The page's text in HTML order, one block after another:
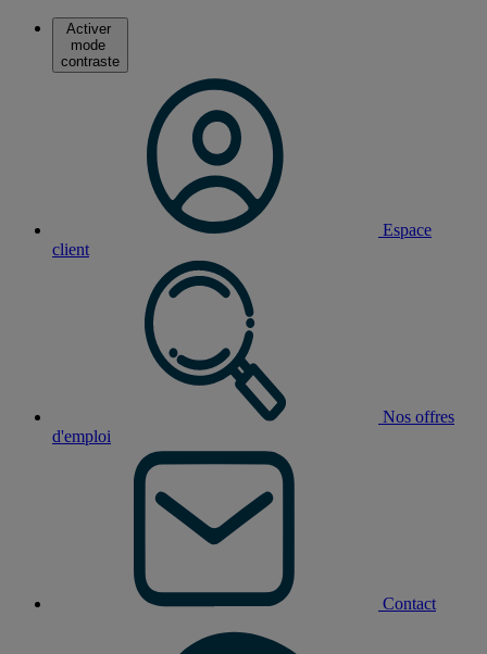
Activer
mode
contraste
Espace
client
Nos offres
d'emploi
Contact